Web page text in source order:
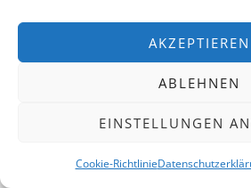
AKZEPTIEREN
ABLEHNEN
EINSTELLUNGEN
Cookie-Richtlinie